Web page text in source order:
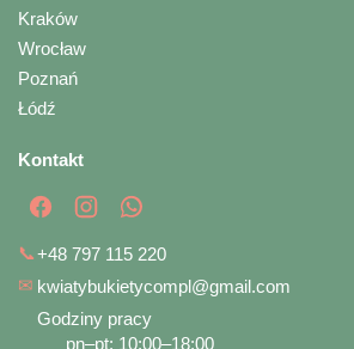
Kraków
Wrocław
Poznań
Łódź
Kontakt
📞+48 797 115 220
✉ kwiatybukietycompl@gmail.com
Godziny pracy
pn–pt: 10:00–18:00